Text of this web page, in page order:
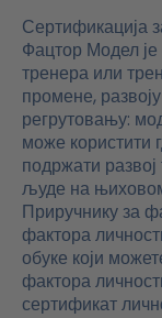
Сертификација
Фацтор Модел
тренера или
промене,
регрутовању:
може користити
подржати
људе на
Приручнику за
фактора
обуке који
фактора
сертификат